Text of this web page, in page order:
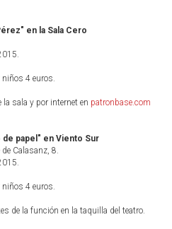
en la Sala Cero
4 euros.
la sala y por internet en patronbase.com
papel" en Viento Sur
de Calasanz, 8.
4 euros.
de la función en la taquilla del teatro.